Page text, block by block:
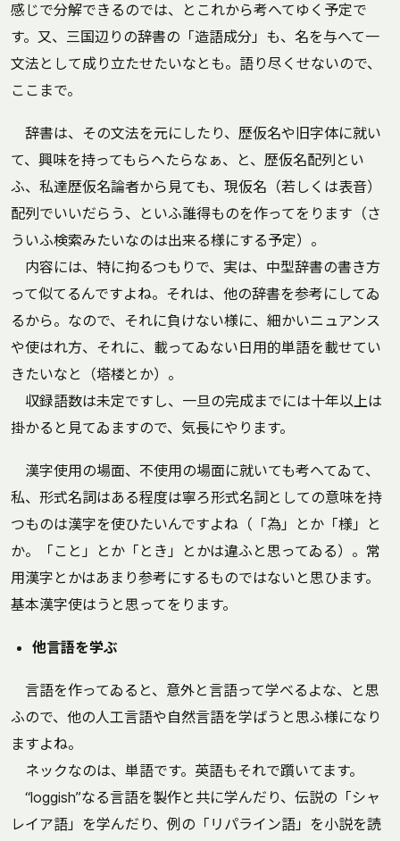
感じで分解できるのでは、とこれから考へてゆく予定で
す。又、三国辺りの辞書の「造語成分」も、名を与へて一
文法として成り立たせたいなとも。語り尽くせないので、
ここまで。
辞書は、その文法を元にしたり、歴仮名や旧字体に就い
て、興味を持ってもらへたらなぁ、と、歴仮名配列とい
ふ、私達歴仮名論者から見ても、現仮名（若しくは表音）
配列でいいだらう、といふ誰得ものを作ってをります（さ
ういふ検索みたいなのは出来る様にする予定）。
内容には、特に拘るつもりで、実は、中型辞書の書き方
って似てるんですよね。それは、他の辞書を参考にしてゐ
るから。なので、それに負けない様に、細かいニュアンス
や使はれ方、それに、載ってゐない日用的単語を載せてい
きたいなと（塔楼とか）。
収録語数は未定ですし、一旦の完成までには十年以上は
掛かると見てゐますので、気長にやります。
漢字使用の場面、不使用の場面に就いても考へてゐて、
私、形式名詞はある程度は寧ろ形式名詞としての意味を持
つものは漢字を使ひたいんですよね（「為」とか「様」と
か。「こと」とか「とき」とかは違ふと思ってゐる）。常
用漢字とかはあまり参考にするものではないと思ひます。
基本漢字使はうと思ってをります。
他言語を学ぶ
言語を作ってゐると、意外と言語って学べるよな、と思
ふので、他の人工言語や自然言語を学ばうと思ふ様になり
ますよね。
ネックなのは、単語です。英語もそれで躓いてます。
“loggish”なる言語を製作と共に学んだり、伝説の「シャ
レイア語」を学んだり、例の「リパライン語」を小説を読